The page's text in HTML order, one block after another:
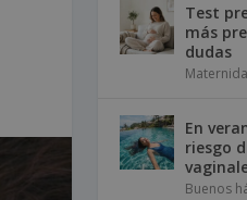
Test
más
dudas
En
riesgo
Buenos